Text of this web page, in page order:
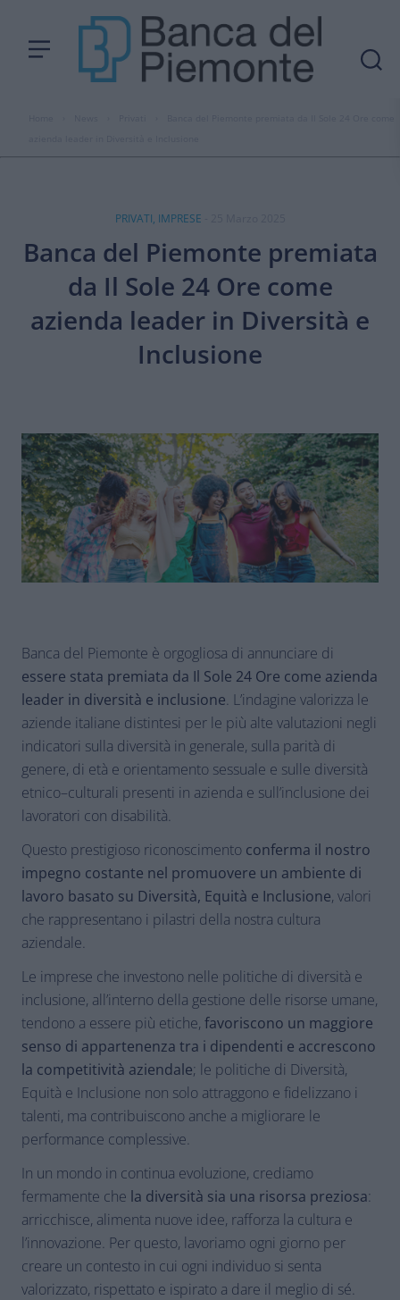
PRIVATI, IMPRESE
Banca del Piemonte premiata
da Il Sole 24 Ore come
azienda leader in Diversità e
Inclusione
Banca del Piemonte è orgogliosa di annunciare di
essere stata premiata da Il Sole 24 Ore come azienda
leader in diversità e inclusione. L’indagine valorizza le
aziende italiane distintesi per le più alte valutazioni negli
indicatori sulla diversità in generale, sulla parità di
genere, di età e orientamento sessuale e sulle diversità
etnico–culturali presenti in azienda e sull’inclusione dei
lavoratori con disabilità.
Questo prestigioso riconoscimento conferma il nostro
impegno costante nel promuovere un ambiente di
lavoro basato su Diversità, Equità e Inclusione, valori
che rappresentano i pilastri della nostra cultura
aziendale.
Le imprese che investono nelle politiche di diversità e
inclusione, all’interno della gestione delle risorse umane,
tendono a essere più etiche, favoriscono un maggiore
senso di appartenenza tra i dipendenti e accrescono
la competitività aziendale; le politiche di Diversità,
Equità e Inclusione non solo attraggono e fidelizzano i
talenti, ma contribuiscono anche a migliorare le
performance complessive.
In un mondo in continua evoluzione, crediamo
fermamente che la diversità sia una risorsa preziosa:
arricchisce, alimenta nuove idee, rafforza la cultura e
l’innovazione. Per questo, lavoriamo ogni giorno per
creare un contesto in cui ogni individuo si senta
valorizzato, rispettato e ispirato a dare il meglio di sé.